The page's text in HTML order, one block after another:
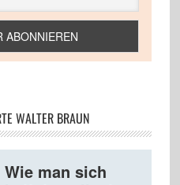
WALTER BRAUN
Wie man sich